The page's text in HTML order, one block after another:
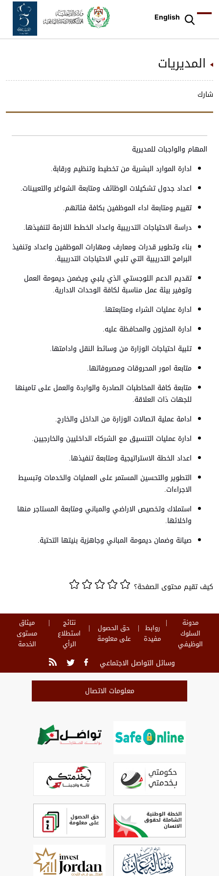
English
المديريات
شارك
المهام والواجبات للمديرية
ادارة الموارد البشرية من تخطيط وتنظيم ورقابة.
اعداد جدول تشكيلات الوظائف ومتابعة الشواغر والتعيينات.
تقييم ومتابعة اداء الموظفين بكافة فئاتهم.
دراسة الاحتياجات التدريبية واعداد الخطط اللازمة لتنفيذها.
بناء وتطوير قدرات ومعارف ومهارات الموظفين واعداد وتنفيذ
البرامج التدريبية التي تلبي الاحتياجات التدريبية.
تقديم الدعم اللوجستي الذي يلبي ويضمن ديمومة العمل
وتوفير بيئة عمل مناسبة لكافة الوحدات الادارية.
ادارة عمليات الشراء ومتابعتها.
ادارة المخزون والمحافظة عليه.
تلبية احتياجات الوزارة من وسائط النقل وادامتها.
متابعة امور المحروقات ومصروفاتها.
متابعة كافة المخاطبات الصادرة والواردة والعمل على تامينها
للجهات ذات العلاقة.
ادامة عملية اتصالات الوزارة من الداخل والخارج.
ادارة عمليات التنسيق مع الشركاء الداخليين والخارجيين.
اعداد الخطة الاستراتيجية ومتابعة تنفيذها.
التطوير والتحسين المستمر على العمليات والخدمات وتبسيط
الاجراءات.
استملاك وتخصيص الاراضي والمباني ومتابعة المستاجر منها
واخلائها.
صيانة وضمان ديمومة المباني وجاهزية بنيتها التحتية.
كيف تقيم محتوى الصفحة؟
مدونة
السلوك
الوظيفي
روابط
مفيدة
حق الحصول
على معلومة
نتائج
استطلاع
الرأي
ميثاق
مستوى
الخدمة
وسائل التواصل الاجتماعي
معلومات الاتصال